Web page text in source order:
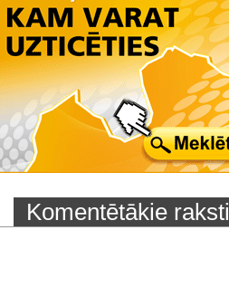
Komentētākie raksti